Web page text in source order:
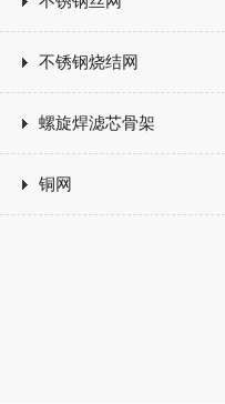
不锈钢烧结网
螺旋焊滤芯骨架
铜网